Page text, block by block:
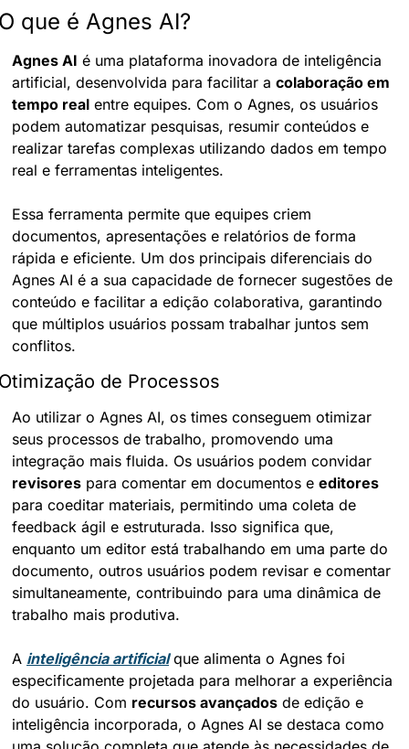
que é Agnes AI?
Agnes AI é uma plataforma inovadora de inteligência
artificial, desenvolvida para facilitar a colaboração em
tempo real entre equipes. Com o Agnes, os usuários
podem automatizar pesquisas, resumir conteúdos e
realizar tarefas complexas utilizando dados em tempo
real e ferramentas inteligentes.
Essa ferramenta permite que equipes criem
documentos, apresentações e relatórios de forma
rápida e eficiente. Um dos principais diferenciais do
Agnes AI é a sua capacidade de fornecer sugestões de
conteúdo e facilitar a edição colaborativa, garantindo
que múltiplos usuários possam trabalhar juntos sem
conflitos.
de Processos
Ao utilizar o Agnes AI, os times conseguem otimizar
seus processos de trabalho, promovendo uma
revisores para comentar em documentos e editores
para coeditar materiais, permitindo uma coleta de
feedback ágil e estruturada. Isso significa que,
enquanto um editor está trabalhando em uma parte do
documento, outros usuários podem revisar e comentar
simultaneamente, contribuindo para uma dinâmica de
trabalho mais produtiva.
A inteligência artificial que alimenta o Agnes foi
especificamente projetada para melhorar a experiência
do usuário. Com recursos avançados de edição e
inteligência incorporada, o Agnes AI se destaca como